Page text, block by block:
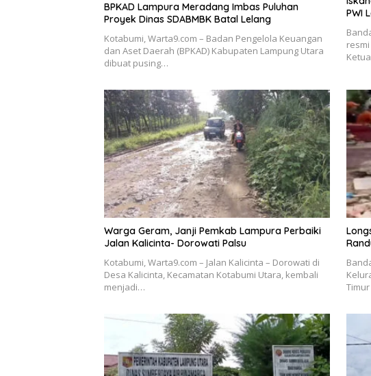
BPKAD Lampura Meradang Imbas Puluhan
Proyek Dinas SDABMBK Batal Lelang
Kotabumi, Warta9.com – Badan Pengelola Keuangan
dan Aset Daerah (BPKAD) Kabupaten Lampung Utara
dibuat pusing…
PWI
Warga Geram, Janji Pemkab Lampura Perbaiki
Jalan Kalicinta- Dorowati Palsu
Kotabumi, Warta9.com – Jalan Kalicinta – Dorowati di
Desa Kalicinta, Kecamatan Kotabumi Utara, kembali
menjadi…